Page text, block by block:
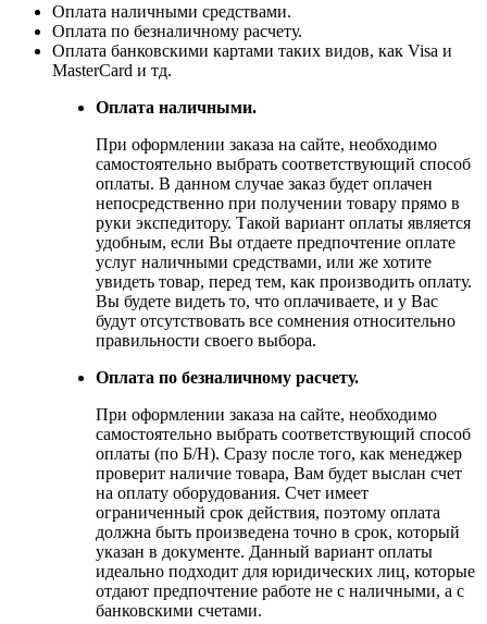
Оплата наличными средствами.
Оплата по безналичному расчету.
Оплата банковскими картами таких видов, как Visa и
MasterCard и тд.
Оплата наличными.
При оформлении заказа на сайте, необходимо
самостоятельно выбрать соответствующий способ
оплаты. В данном случае заказ будет оплачен
непосредственно при получении товару прямо в
руки экспедитору. Такой вариант оплаты является
удобным, если Вы отдаете предпочтение оплате
услуг наличными средствами, или же хотите
увидеть товар, перед тем, как производить оплату.
Вы будете видеть то, что оплачиваете, и у Вас
будут отсутствовать все сомнения относительно
правильности своего выбора.
Оплата по безналичному расчету.
При оформлении заказа на сайте, необходимо
самостоятельно выбрать соответствующий способ
оплаты (по Б/Н). Сразу после того, как менеджер
проверит наличие товара, Вам будет выслан счет
на оплату оборудования. Счет имеет
ограниченный срок действия, поэтому оплата
должна быть произведена точно в срок, который
указан в документе. Данный вариант оплаты
идеально подходит для юридических лиц, которые
отдают предпочтение работе не с наличными, а с
банковскими счетами.